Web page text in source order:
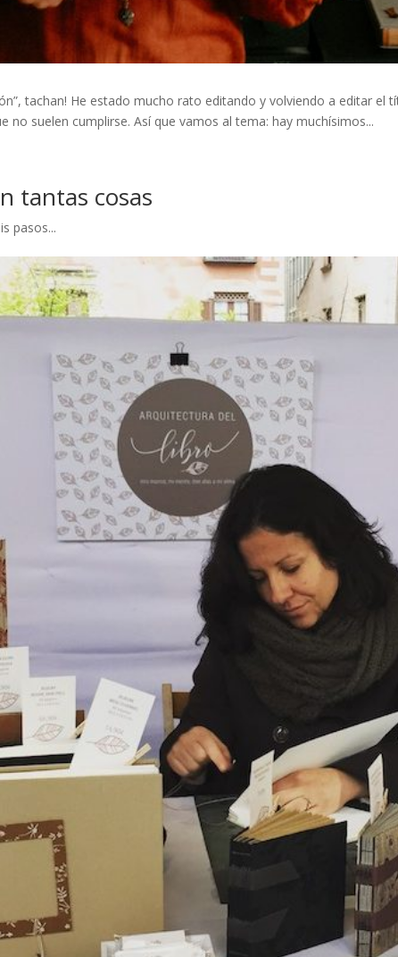
tachan! He estado mucho rato editando y volviendo a editar el
no suelen cumplirse. Así que vamos al tema: hay muchísimos...
tantas cosas
pasos...